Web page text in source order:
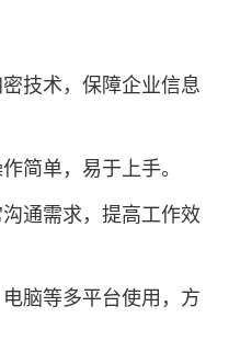
技术，保障企业信息
简单，易于上手。
通需求，提高工作效
脑等多平台使用，方